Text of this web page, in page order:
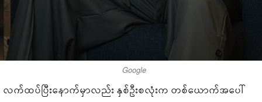
Google
လက်ထပ်ပြီးနောက်မှာလည်း နှစ်ဦးစလုံးက တစ်ယောက်အပေါ်